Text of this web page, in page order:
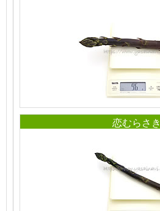
恋むらさき